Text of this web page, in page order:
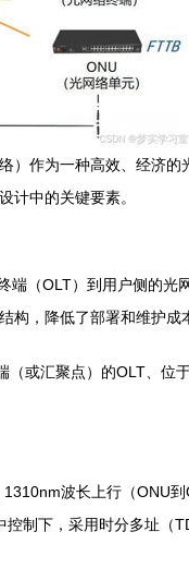
作为一种高效、经济
计中的关键要素。
（OLT）到用户侧的
，降低了部署和维护成
或汇聚点）的OLT、位
波长上行（ONU
制下，采用时分多址（